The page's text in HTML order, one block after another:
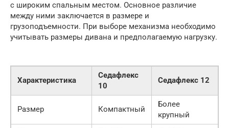
с широким спальным местом. Основное различие
между ними заключается в размере и
грузоподъемности. При выборе механизма необходимо
учитывать размеры дивана и предполагаемую нагрузку.
Характеристика
Седафлекс
10
Седафлекс 12
Размер Компактный
Более
крупный